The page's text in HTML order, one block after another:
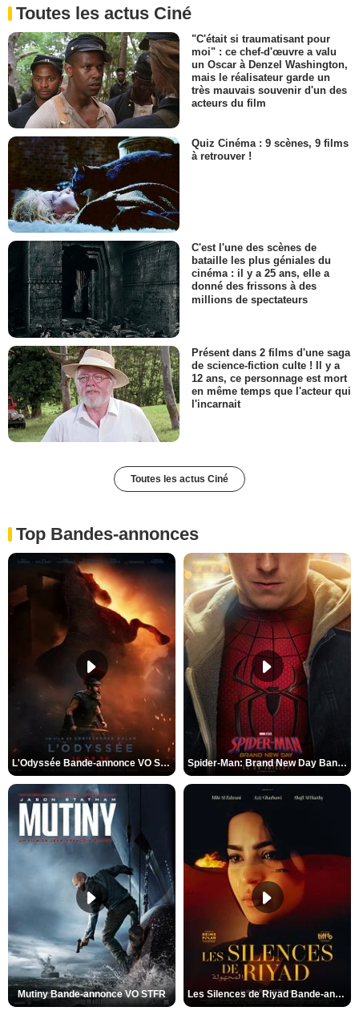
Toutes les actus Ciné
"C'était si traumatisant pour
moi" : ce chef-d'œuvre a valu
un Oscar à Denzel Washington,
mais le réalisateur garde un
très mauvais souvenir d'un des
acteurs du film
Quiz Cinéma : 9 scènes, 9 films
à retrouver !
C'est l'une des scènes de
bataille les plus géniales du
cinéma : il y a 25 ans, elle a
donné des frissons à des
millions de spectateurs
Présent dans 2 films d'une saga
de science-fiction culte ! Il y a
12 ans, ce personnage est mort
en même temps que l'acteur qui
l'incarnait
Toutes les actus Ciné
Top Bandes-annonces
L'Odyssée Bande-annonce VO STFR Spider-Man: Brand New Day Bande-annonce VO STFR
Mutiny Bande-annonce VO STFR Les Silences de Riyad Bande-annonce VO STFR